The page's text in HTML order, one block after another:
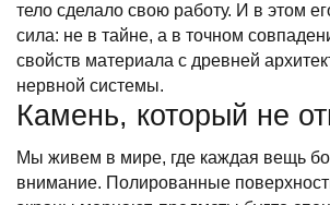
тело сделало свою работу. И в этом
сила: не в тайне, а в точном
свойств материала с древней
нервной системы.
Камень, который не
Мы живем в мире, где каждая вещь
внимание. Полированные